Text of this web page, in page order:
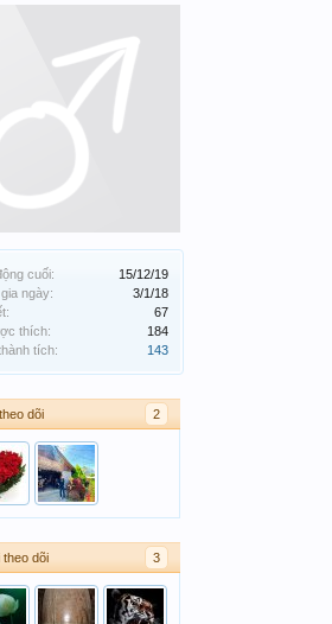
cuối:
15/12/19
ngày:
3/1/18
67
thích:
184
tích:
143
dõi 2
theo dõi 3